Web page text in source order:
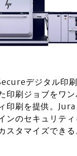
デジタル印
印刷ジョブをワン
印刷を提供。Jura
ンのセキュリテ
スタマイズできる